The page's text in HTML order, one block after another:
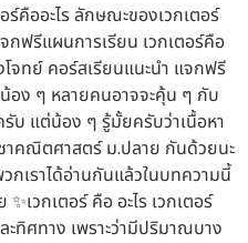
ร์คืออะไร ลักษณะของเวกเตอร์
กฟรีแผนการเรียน เวกเตอร์คือ
จทย์ คอร์สเรียนแนะนำ แจกฟรี
อง ๆ หลายคนอาจจะคุ้น ๆ กับ
รับ แต่น้อง ๆ รู้มั้ยครับว่าเนื้อหา
ชาคณิตศาสตร์ ม.ปลาย กันด้วยนะ
กเราได้อ่านกันแล้วในบทความนี้
เวกเตอร์ คือ อะไร เวกเตอร์
ศทาง เพราะว่ามีปริมาณบาง